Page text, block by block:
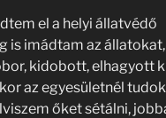
el a helyi állatvédő
is imádtam az állatokat,
kidobott, elhagyott
az egyesületnél
őket sétálni,